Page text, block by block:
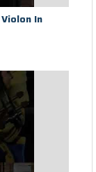
In